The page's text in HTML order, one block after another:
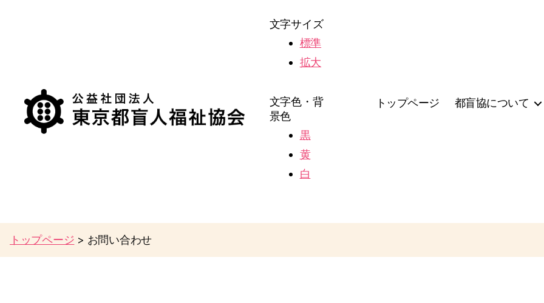
都
盲
文字サイズ
標準
拡大
文字色・背
景色
黒
黄
白
トップページ 都盲協について
トップページ > お問い合わせ